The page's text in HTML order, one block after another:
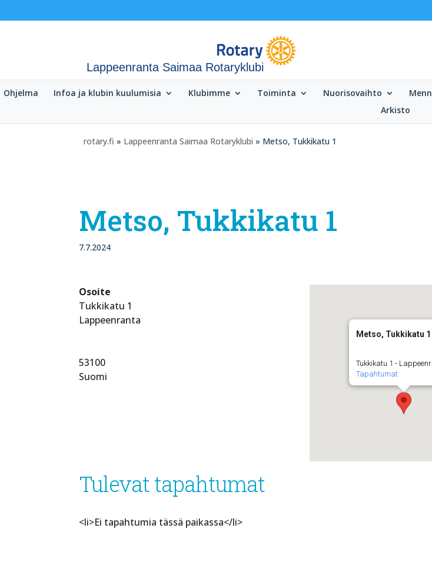
Lappeenranta Saimaa Rotaryklubi
Ohjelma Infoa ja klubin kuulumisia Klubimme Toiminta Nuorisovaihto
Arkisto
rotary.fi » Lappeenranta Saimaa Rotaryklubi » Metso, Tukkikatu 1
Metso, Tukkikatu 1
7.7.2024
Metso, Tukkikatu 1
Tukkikatu 1 -
Tapahtumat
Osoite
Tukkikatu 1
Lappeenranta
53100
Suomi
Tulevat tapahtumat
<li>Ei tapahtumia tässä paikassa</li>